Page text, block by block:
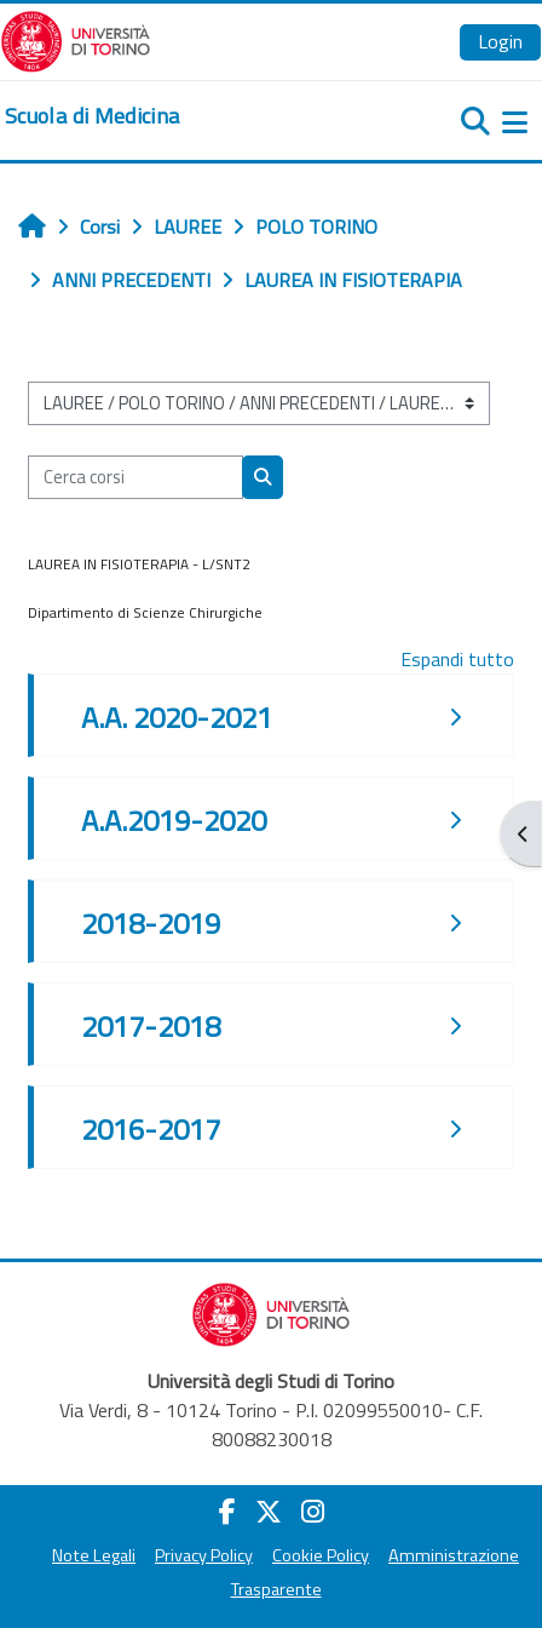
Vai al contenuto principale
Login
Scuola di Medicina
Home
Corsi LAUREE
POLO TORINO
ANNI PRECEDENTI
LAUREA IN FISIOTERAPIA
Categorie di corso
Cerca corsi
Cerca corsi
LAUREA IN FISIOTERAPIA - L/SNT2
Dipartimento di Scienze Chirurgiche
Espandi tutto
A.A. 2020-2021
A.A.2019-2020
2018-2019
2017-2018
2016-2017
Università degli Studi di Torino
Via Verdi, 8 - 10124 Torino - P.I. 02099550010- C.F.
80088230018
Note Legali Privacy Policy Cookie Policy
Amministrazione
Trasparente